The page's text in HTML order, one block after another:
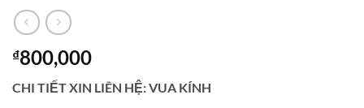
₫800,000
CHI TIẾT XIN LIÊN HỆ: VUA KÍNH